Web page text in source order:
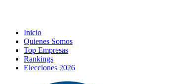
Inicio
Quienes Somos
Top Empresas
Rankings
Elecciones 2026